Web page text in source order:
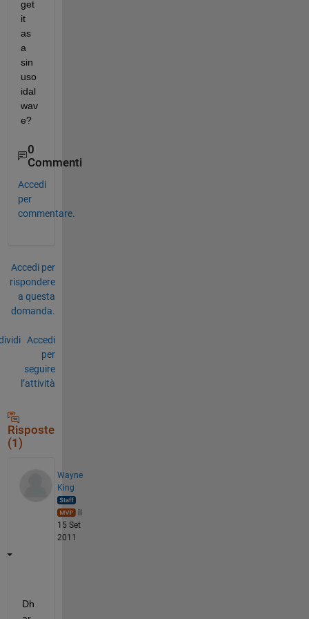
get
it
as
a
sin
uso
idal
wav
e?
0
Commenti
Accedi
per
commentare.
Accedi per
rispondere
a questa
domanda.
Accedi
per
seguire
l’attività
Risposte
(1)
Wayne
King
il
15 Set
2011
Dh